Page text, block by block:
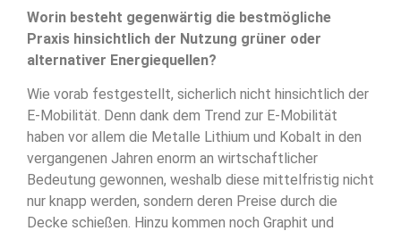
Worin besteht gegenwärtig die bestmögliche
Praxis hinsichtlich der Nutzung grüner oder
alternativer Energiequellen?
Wie vorab festgestellt, sicherlich nicht hinsichtlich der
E-Mobilität. Denn dank dem Trend zur E-Mobilität
haben vor allem die Metalle Lithium und Kobalt in den
vergangenen Jahren enorm an wirtschaftlicher
Bedeutung gewonnen, weshalb diese mittelfristig nicht
nur knapp werden, sondern deren Preise durch die
Decke schießen. Hinzu kommen noch Graphit und